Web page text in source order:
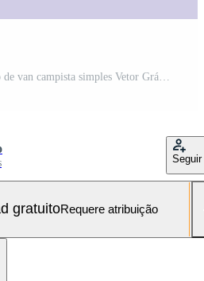
Seguir
gratuitoRequere atribuição